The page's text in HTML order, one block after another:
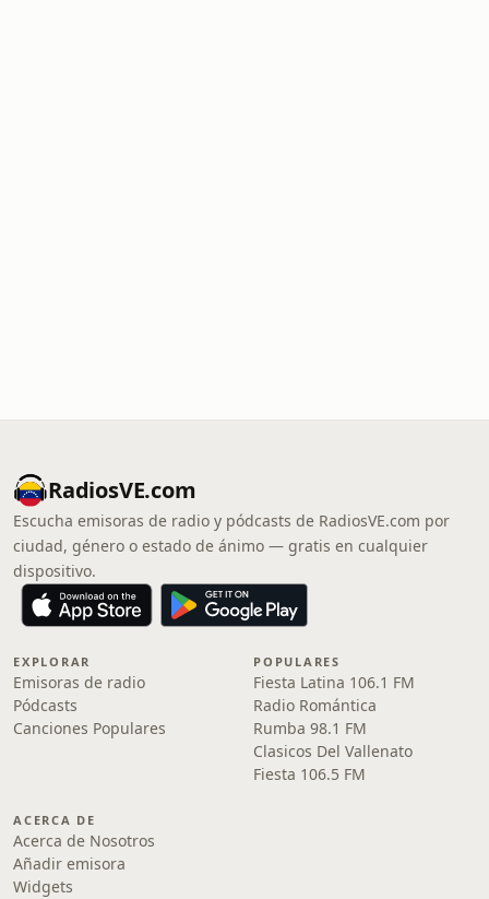
RadiosVE.com
Escucha emisoras de radio y pódcasts de RadiosVE.com por
ciudad, género o estado de ánimo — gratis en cualquier
dispositivo.
EXPLORAR
Emisoras de radio
Pódcasts
Canciones Populares
POPULARES
Fiesta Latina 106.1 FM
Radio Romántica
Rumba 98.1 FM
Clasicos Del Vallenato
Fiesta 106.5 FM
ACERCA DE
Acerca de Nosotros
Añadir emisora
Widgets